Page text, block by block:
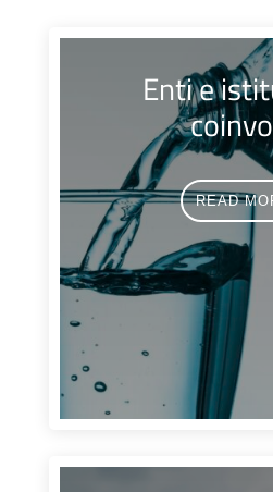
Enti e
READ